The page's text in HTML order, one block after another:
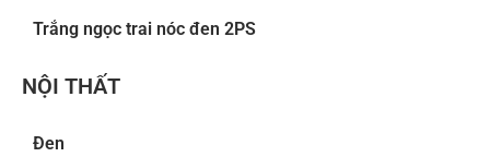
Trắng ngọc trai nóc đen 2PS
NỘI THẤT
Đen